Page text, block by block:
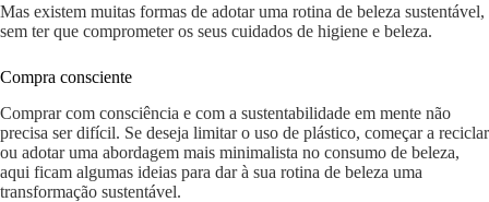
Mas existem muitas formas de adotar uma rotina de beleza sustentável,
sem ter que comprometer os seus cuidados de higiene e beleza.
Compra consciente
Comprar com consciência e com a sustentabilidade em mente não
precisa ser difícil. Se deseja limitar o uso de plástico, começar a reciclar
ou adotar uma abordagem mais minimalista no consumo de beleza,
aqui ficam algumas ideias para dar à sua rotina de beleza uma
transformação sustentável.